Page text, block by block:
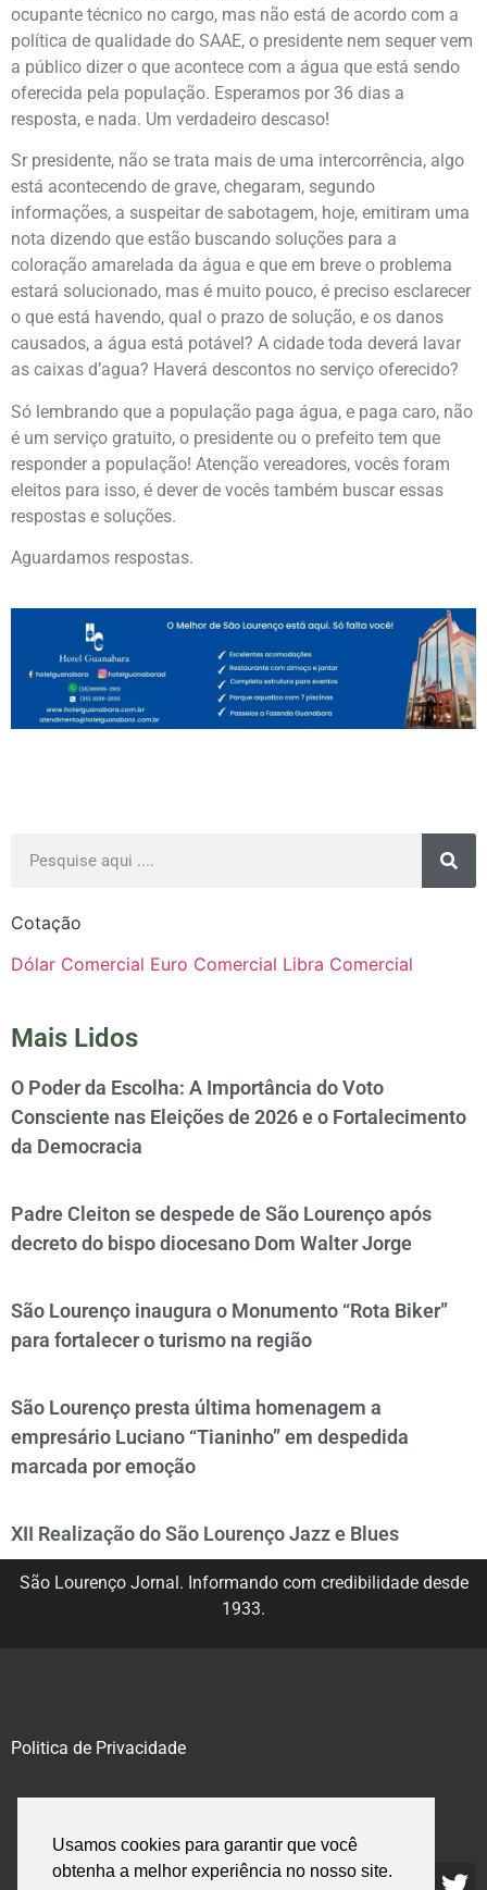
Usamos cookies para garantir que você
obtenha a melhor experiência no nosso site.
ocupante técnico no cargo, mas não está de acordo com a
política de qualidade do SAAE, o presidente nem sequer vem
a público dizer o que acontece com a água que está sendo
oferecida pela população. Esperamos por 36 dias a
resposta, e nada. Um verdadeiro descaso!
Sr presidente, não se trata mais de uma intercorrência, algo
está acontecendo de grave, chegaram, segundo
informações, a suspeitar de sabotagem, hoje, emitiram uma
nota dizendo que estão buscando soluções para a
coloração amarelada da água e que em breve o problema
estará solucionado, mas é muito pouco, é preciso esclarecer
o que está havendo, qual o prazo de solução, e os danos
causados, a água está potável? A cidade toda deverá lavar
as caixas d’agua? Haverá descontos no serviço oferecido?
Só lembrando que a população paga água, e paga caro, não
é um serviço gratuito, o presidente ou o prefeito tem que
responder a população! Atenção vereadores, vocês foram
eleitos para isso, é dever de vocês também buscar essas
respostas e soluções.
Aguardamos respostas.
Cotação
Dólar Comercial Euro Comercial Libra Comercial
Mais Lidos
O Poder da Escolha: A Importância do Voto
Consciente nas Eleições de 2026 e o Fortalecimento
da Democracia
Padre Cleiton se despede de São Lourenço após
decreto do bispo diocesano Dom Walter Jorge
São Lourenço inaugura o Monumento “Rota Biker”
para fortalecer o turismo na região
São Lourenço presta última homenagem a
empresário Luciano “Tianinho” em despedida
marcada por emoção
XII Realização do São Lourenço Jazz e Blues
São Lourenço Jornal. Informando com credibilidade desde
1933.
Politica de Privacidade